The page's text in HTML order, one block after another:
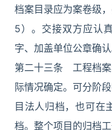
档案目录应为案卷级
5）。交接双方应认
字、加盖单位公章确认
第二十三条 工程档案
际情况确定。可分阶
目法人归档，也可在
档。整个项目的归档